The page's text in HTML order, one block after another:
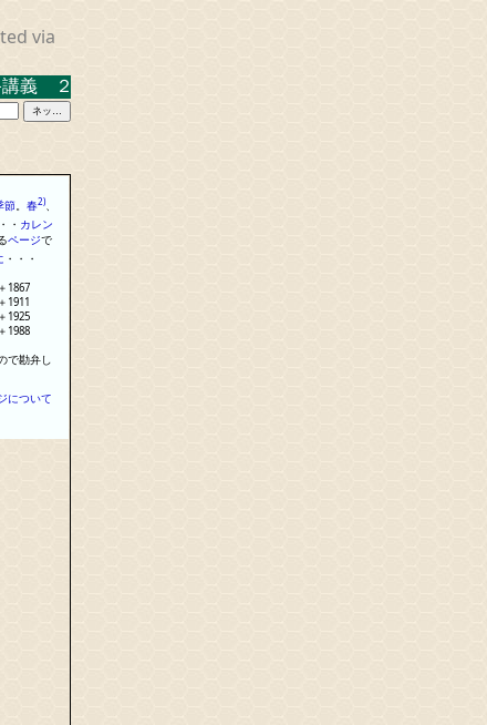
via
２０２３．３．１７ 米沢キャンパス中示Ａ
節。 春2)、
・ ・ カレン
ページで
・ ・
・
1867
1911
1925
1988
で勘弁し
について